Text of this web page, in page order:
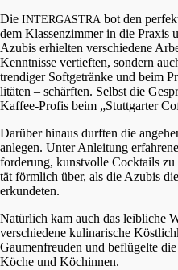
Die INTERGASTRA bot den
dem Klassen­zim­mer in die Praxis
Azubis erhiel­ten verschie­de­ne
Kennt­nis­se vertief­ten, sondern
trendi­ger Softge­trän­ke und beim
li­tä­ten – schärf­ten. Selbst die
Kaffee-Profis beim „Stutt­gar­ter
Darüber hinaus durften die
anlegen. Unter Anlei­tung
for­de­rung, kunst­vol­le Cocktails
tät förmlich über, als die Azubis
erkundeten.
Natür­lich kam auch das leibli­che
verschie­de­ne kulina­ri­sche
Gaumen­freu­den und beflü­gel­te
Köche und Köchinnen.